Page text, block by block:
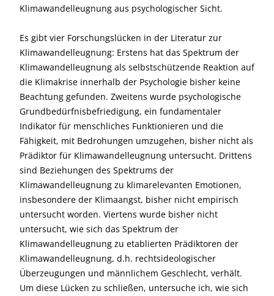
Klimawandelleugnung aus psychologischer Sicht.
Es gibt vier Forschungslücken in der Literatur zur
Klimawandelleugnung: Erstens hat das Spektrum der
Klimawandelleugnung als selbstschützende Reaktion auf
die Klimakrise innerhalb der Psychologie bisher keine
Beachtung gefunden. Zweitens wurde psychologische
Grundbedürfnisbefriedigung, ein fundamentaler
Indikator für menschliches Funktionieren und die
Fähigkeit, mit Bedrohungen umzugehen, bisher nicht als
Prädiktor für Klimawandelleugnung untersucht. Drittens
sind Beziehungen des Spektrums der
Klimawandelleugnung zu klimarelevanten Emotionen,
insbesondere der Klimaangst, bisher nicht empirisch
untersucht worden. Viertens wurde bisher nicht
untersucht, wie sich das Spektrum der
Klimawandelleugnung zu etablierten Prädiktoren der
Klimawandelleugnung, d.h. rechtsideologischer
Überzeugungen und männlichem Geschlecht, verhält.
Um diese Lücken zu schließen, untersuche ich, wie sich